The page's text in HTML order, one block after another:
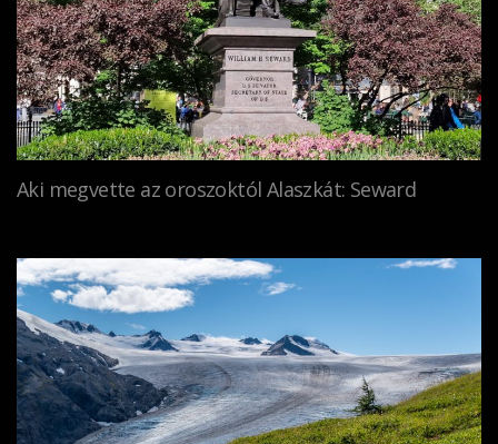
Aki megvette az oroszoktól Alaszkát: Seward